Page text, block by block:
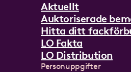
Aktuellt
Auktoriserade
Hitta ditt
LO Fakta
LO Distribution
Personuppgifter